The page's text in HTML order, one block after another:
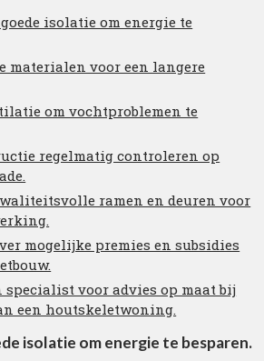
isolatie om energie te
materialen voor een langere
om vochtproblemen te
regelmatig controleren op
ramen en deuren voor
mogelijke premies en subsidies
specialist voor advies op maat bij
een houtskeletwoning.
isolatie om energie te besparen.